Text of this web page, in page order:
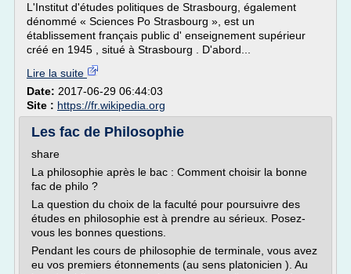
L'Institut d'études politiques de Strasbourg, également
dénommé « Sciences Po Strasbourg », est un
établissement français public d' enseignement supérieur
créé en 1945 , situé à Strasbourg . D'abord...
Lire la suite
Date: 2017-06-29 06:44:03
Site : https://fr.wikipedia.org
Les fac de Philosophie
share
La philosophie après le bac : Comment choisir la bonne
fac de philo ?
La question du choix de la faculté pour poursuivre des
études en philosophie est à prendre au sérieux. Posez-
vous les bonnes questions.
Pendant les cours de philosophie de terminale, vous avez
eu vos premiers étonnements (au sens platonicien ). Au